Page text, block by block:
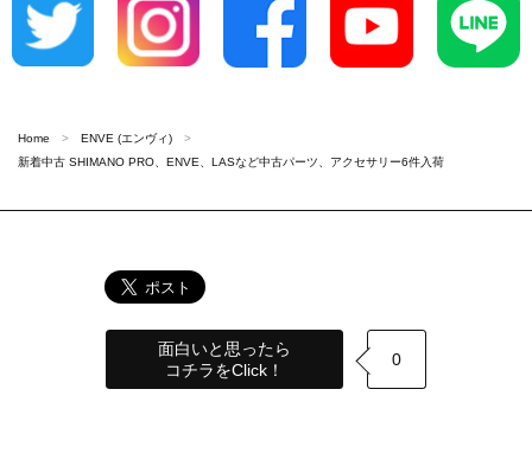
Home
ENVE (エンヴィ)
新着中古 SHIMANO PRO、ENVE、LASなど中古パーツ、アクセサリー6件入荷
面白いと思ったら
コチラをClick！
0